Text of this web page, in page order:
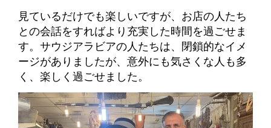
見ているだけでも楽しいですが、お店の人たち
との会話をすればより充実した時間を過ごせま
す。 サウジアラビアの人たちは、閉鎖的なイメ
ージがありましたが、意外にも気さくな人も多
く、楽しく過ごせました。